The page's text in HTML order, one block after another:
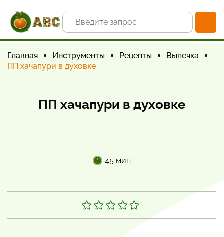
Главная Инструменты Рецепты
Выпечка
ПП хачапури в духовке
ПП хачапури в духовке
45 мин